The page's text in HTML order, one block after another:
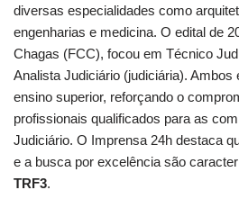
diversas especialidades como
engenharias e medicina. O edital de
Chagas (FCC), focou em Técnico
Analista Judiciário (judiciária). Ambos
ensino superior, reforçando o
profissionais qualificados para as
Judiciário. O Imprensa 24h destaca
e a busca por excelência são
TRF3.